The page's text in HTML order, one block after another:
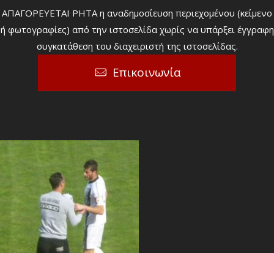
ΑΠΑΓΟΡΕΥΕΤΑΙ ΡΗΤΑ η αναδημοσίευση περιεχομένου (κείμενο
ή φωτογραφίες) από την ιστοσελίδα χωρίς να υπάρξει έγγραφη
συγκατάθεση του διαχειριστή της ιστοσελίδας.
Επικοινωνία